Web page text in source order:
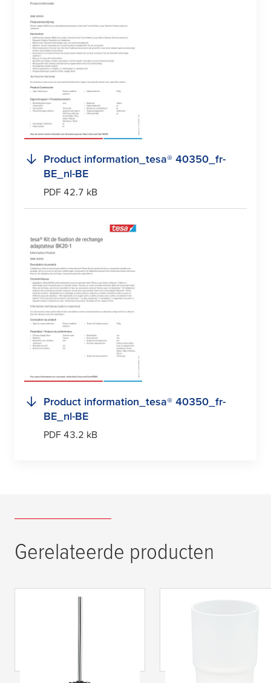
Product information_ tesa® 40350_fr-
BE_nl-BE
PDF 42.7 kB
Product information_ tesa® 40350_fr-
BE_nl-BE
PDF 43.2 kB
Gerelateerde producten
® Reserve beker